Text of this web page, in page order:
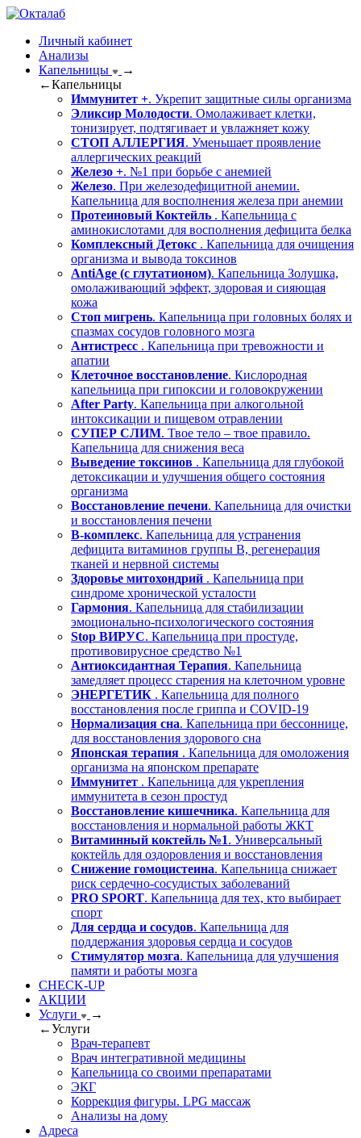
Личный кабинет
Анализы
Капельницы
→
←Капельницы
Иммунитет +. Укрепит защитные силы организма
Эликсир Молодости. Омолаживает клетки,
тонизирует, подтягивает и увлажняет кожу
СТОП АЛЛЕРГИЯ. Уменьшает проявление
аллергических реакций
Железо +. №1 при борьбе с анемией
Железо. При железодефицитной анемии.
Капельница для восполнения железа при анемии
Протеиновый Коктейль . Капельница с
аминокислотами для восполнения дефицита белка
Комплексный Детокс . Капельница для очищения
организма и вывода токсинов
AntiAge (с глутатионом). Капельница Золушка,
омолаживающий эффект, здоровая и сияющая
кожа
Стоп мигрень. Капельница при головных болях и
спазмах сосудов головного мозга
Антистресс . Капельница при тревожности и
апатии
Клеточное восстановление. Кислородная
капельница при гипоксии и головокружении
After Party. Капельница при алкогольной
интоксикации и пищевом отравлении
СУПЕР СЛИМ. Твое тело – твое правило.
Капельница для снижения веса
Выведение токсинов . Капельница для глубокой
детоксикации и улучшения общего состояния
организма
Восстановление печени. Капельница для очистки
и восстановления печени
В-комплекс. Капельница для устранения
дефицита витаминов группы В, регенерация
тканей и нервной системы
Здоровье митохондрий . Капельница при
синдроме хронической усталости
Гармония. Капельница для стабилизации
эмоционально-психологического состояния
Stop ВИРУС. Капельница при простуде,
противовирусное средство №1
Антиоксидантная Терапия. Капельница
замедляет процесс старения на клеточном уровне
ЭНЕРГЕТИК . Капельница для полного
восстановления после гриппа и COVID-19
Нормализация сна. Капельница при бессоннице,
для восстановления здорового сна
Японская терапия . Капельница для омоложения
организма на японском препарате
Иммунитет . Капельница для укрепления
иммунитета в сезон простуд
Восстановление кишечника. Капельница для
восстановления и нормальной работы ЖКТ
Витаминный коктейль №1. Универсальный
коктейль для оздоровления и восстановления
Снижение гомоцистеина. Капельница снижает
риск сердечно-сосудистых заболеваний
PRO SPORT. Капельница для тех, кто выбирает
спорт
Для сердца и сосудов. Капельница для
поддержания здоровья сердца и сосудов
Стимулятор мозга. Капельница для улучшения
памяти и работы мозга
CHECK-UP
АКЦИИ
Услуги
→
←Услуги
Врач-терапевт
Врач интегративной медицины
Капельница со своими препаратами
ЭКГ
Коррекция фигуры. LPG массаж
Анализы на дому
Адреса